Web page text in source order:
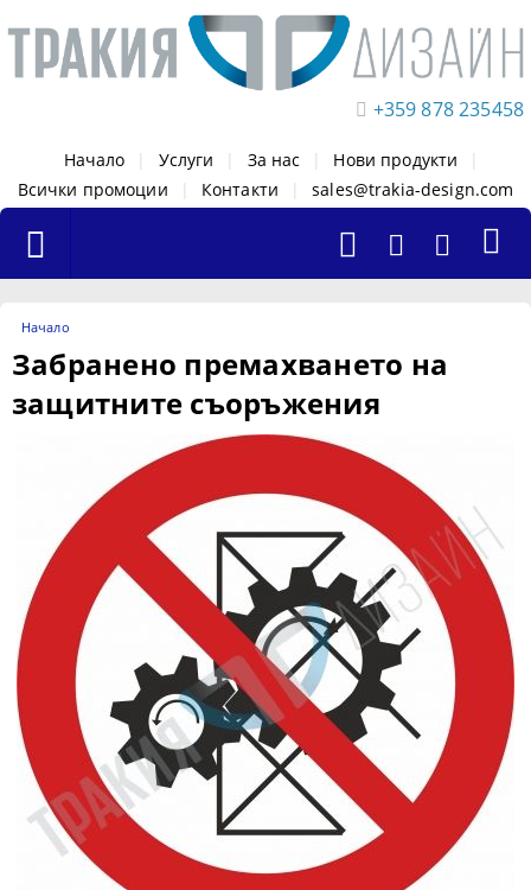
+359 878 235458
Начало Услуги За нас Нови продукти
Всички промоции
Контакти sales@trakia-design.com
Начало
Забранено премахването на
защитните съоръжения